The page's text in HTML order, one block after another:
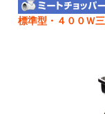
標準型・４００Ｗ